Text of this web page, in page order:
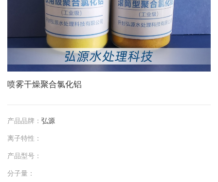
喷雾干燥聚合氯化铝
产品品牌： 弘源
离子特性：
产品型号：
分子量：